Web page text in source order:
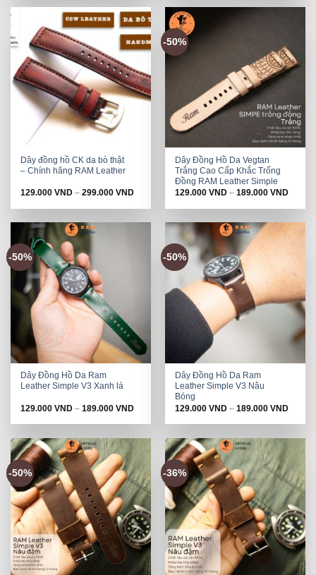
Dây đồng hồ CK da bò thật
– Chính hãng RAM Leather
129.000VND –299.000VND
-50%
Dây Đồng Hồ Da Vegtan
Trắng Cao Cấp Khắc Trống
Đồng RAM Leather Simple
129.000VND –189.000VND
-50%
Dây Đồng Hồ Da Ram
Leather Simple V3 Xanh lá
129.000VND –189.000VND
-50%
Dây Đồng Hồ Da Ram
Leather Simple V3 Nâu
Bóng
129.000VND –189.000VND
-50% -36%